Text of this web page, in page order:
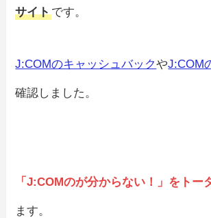
サイトです。
J:COMのキャッシュバックやJ:COM
確認しました。
「J:COMのが分からない！」をトー
ます。